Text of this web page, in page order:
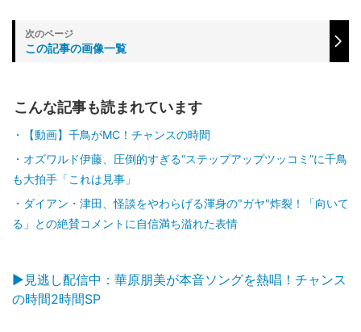
この記事の画像一覧
こんな記事も読まれています
【動画】千鳥がMC！チャンスの時間
オズワルド伊藤、圧倒的すぎる“ステップアップツッコミ”に千鳥
も大拍手「これは見事」
ダイアン・津田、怪談をやわらげる渾身の"ガヤ"炸裂！「向いて
る」との絶賛コメントに自信満ち溢れた表情
▶見逃し配信中：華原朋美が本音ソングを熱唱！チャンス
の時間2時間SP